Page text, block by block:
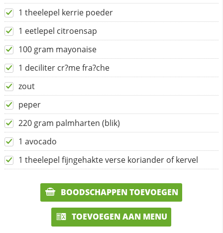
1 theelepel kerrie poeder
1 eetlepel citroensap
100 gram mayonaise
1 deciliter cr?me fra?che
zout
peper
220 gram palmharten (blik)
1 avocado
1 theelepel fijngehakte verse koriander of kervel
BOODSCHAPPEN TOEVOEGEN
TOEVOEGEN AAN MENU